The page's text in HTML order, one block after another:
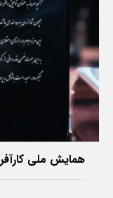
‌همایش ملی